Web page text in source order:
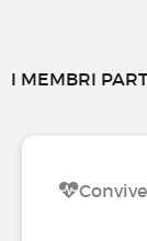
I MEMBRI